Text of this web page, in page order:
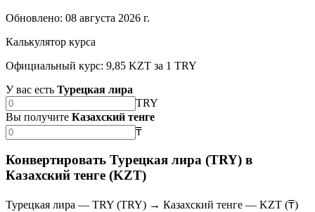
Обновлено: 08 августа 2026 г.
Калькулятор курса
Официальный курс: 9,85 KZT за 1 TRY
У вас есть Турецкая лира
TRY
Вы получите Казахский тенге
₸
Конвертировать Турецкая лира (TRY) в
Казахский тенге (KZT)
Турецкая лира — TRY (TRY) → Казахский тенге — KZT (₸)